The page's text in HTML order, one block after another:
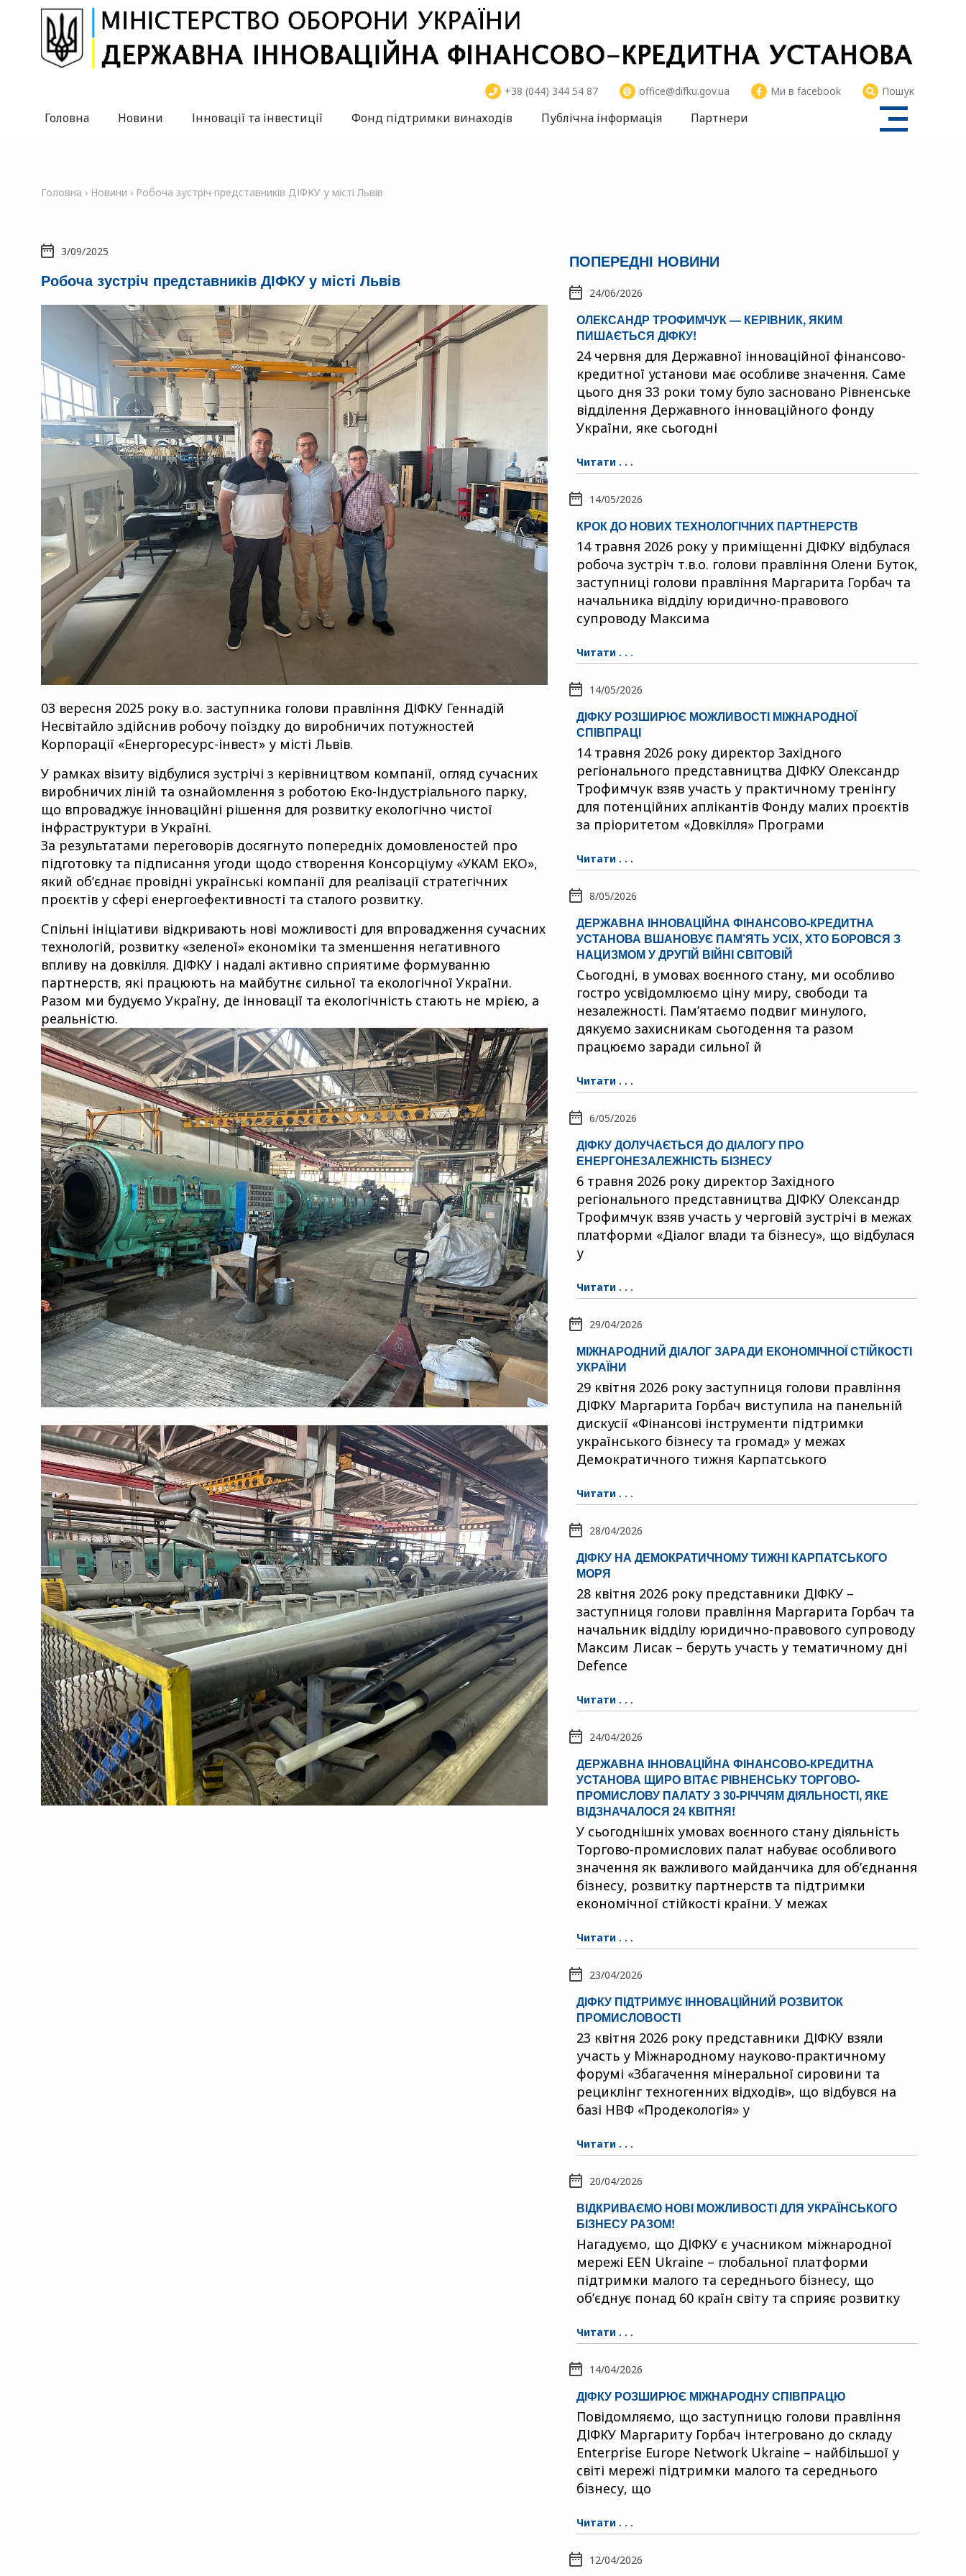
+38 (044) 344 54 87 office@difku.gov.ua Ми в facebook Пошук
Головна Новини Інновації та інвестиції Фонд підтримки винаходів Публічна інформація Партнери
Головна › Новини › Робоча зустріч представників ДІФКУ у місті Львів
3/09/2025
Робоча зустріч представників ДІФКУ у місті Львів
03 вересня 2025 року в.о. заступника голови правління ДІФКУ Геннадій
Несвітайло здійснив робочу поїздку до виробничих потужностей
Корпорації «Енергоресурс-інвест» у місті Львів.
У рамках візиту відбулися зустрічі з керівництвом компанії, огляд сучасних
виробничих ліній та ознайомлення з роботою Еко-Індустріального парку,
що впроваджує інноваційні рішення для розвитку екологічно чистої
інфраструктури в Україні.
За результатами переговорів досягнуто попередніх домовленостей про
підготовку та підписання угоди щодо створення Консорціуму «УКАМ ЕКО»,
який об’єднає провідні українські компанії для реалізації стратегічних
проєктів у сфері енергоефективності та сталого розвитку.
Спільні ініціативи відкривають нові можливості для впровадження сучасних
технологій, розвитку «зеленої» економіки та зменшення негативного
впливу на довкілля. ДІФКУ і надалі активно сприятиме формуванню
партнерств, які працюють на майбутнє сильної та екологічної України.
Разом ми будуємо Україну, де інновації та екологічність стають не мрією, а
реальністю.
ПОПЕРЕДНІ НОВИНИ
24/06/2026
ОЛЕКСАНДР ТРОФИМЧУК — КЕРІВНИК, ЯКИМ
ПИШАЄТЬСЯ ДІФКУ!
24 червня для Державної інноваційної фінансово-
кредитної установи має особливе значення. Саме
цього дня 33 роки тому було засновано Рівненське
відділення Державного інноваційного фонду
України, яке сьогодні
Читати . . .
14/05/2026
КРОК ДО НОВИХ ТЕХНОЛОГІЧНИХ ПАРТНЕРСТВ
14 травня 2026 року у приміщенні ДІФКУ відбулася
робоча зустріч т.в.о. голови правління Олени Буток,
заступниці голови правління Маргарита Горбач та
начальника відділу юридично-правового
супроводу Максима
Читати . . .
14/05/2026
ДІФКУ РОЗШИРЮЄ МОЖЛИВОСТІ МІЖНАРОДНОЇ
СПІВПРАЦІ
14 травня 2026 року директор Західного
регіонального представництва ДІФКУ Олександр
Трофимчук взяв участь у практичному тренінгу
для потенційних аплікантів Фонду малих проєктів
за пріоритетом «Довкілля» Програми
Читати . . .
8/05/2026
ДЕРЖАВНА ІННОВАЦІЙНА ФІНАНСОВО-КРЕДИТНА
УСТАНОВА ВШАНОВУЄ ПАМ’ЯТЬ УСІХ, ХТО БОРОВСЯ З
НАЦИЗМОМ У ДРУГІЙ ВІЙНІ СВІТОВІЙ
Сьогодні, в умовах воєнного стану, ми особливо
гостро усвідомлюємо ціну миру, свободи та
незалежності. Пам’ятаємо подвиг минулого,
дякуємо захисникам сьогодення та разом
працюємо заради сильної й
Читати . . .
6/05/2026
ДІФКУ ДОЛУЧАЄТЬСЯ ДО ДІАЛОГУ ПРО
ЕНЕРГОНЕЗАЛЕЖНІСТЬ БІЗНЕСУ
6 травня 2026 року директор Західного
регіонального представництва ДІФКУ Олександр
Трофимчук взяв участь у черговій зустрічі в межах
платформи «Діалог влади та бізнесу», що відбулася
у
Читати . . .
29/04/2026
МІЖНАРОДНИЙ ДІАЛОГ ЗАРАДИ ЕКОНОМІЧНОЇ СТІЙКОСТІ
УКРАЇНИ
29 квітня 2026 року заступниця голови правління
ДІФКУ Маргарита Горбач виступила на панельній
дискусії «Фінансові інструменти підтримки
українського бізнесу та громад» у межах
Демократичного тижня Карпатського
Читати . . .
28/04/2026
ДІФКУ НА ДЕМОКРАТИЧНОМУ ТИЖНІ КАРПАТСЬКОГО
МОРЯ
28 квітня 2026 року представники ДІФКУ –
заступниця голови правління Маргарита Горбач та
начальник відділу юридично-правового супроводу
Максим Лисак – беруть участь у тематичному дні
Defence
Читати . . .
24/04/2026
ДЕРЖАВНА ІННОВАЦІЙНА ФІНАНСОВО-КРЕДИТНА
УСТАНОВА ЩИРО ВІТАЄ РІВНЕНСЬКУ ТОРГОВО-
ПРОМИСЛОВУ ПАЛАТУ З 30-РІЧЧЯМ ДІЯЛЬНОСТІ, ЯКЕ
ВІДЗНАЧАЛОСЯ 24 КВІТНЯ!
У сьогоднішніх умовах воєнного стану діяльність
Торгово-промислових палат набуває особливого
значення як важливого майданчика для об’єднання
бізнесу, розвитку партнерств та підтримки
економічної стійкості країни. У межах
Читати . . .
23/04/2026
ДІФКУ ПІДТРИМУЄ ІННОВАЦІЙНИЙ РОЗВИТОК
ПРОМИСЛОВОСТІ
23 квітня 2026 року представники ДІФКУ взяли
участь у Міжнародному науково-практичному
форумі «Збагачення мінеральної сировини та
рециклінг техногенних відходів», що відбувся на
базі НВФ «Продекологія» у
Читати . . .
20/04/2026
ВІДКРИВАЄМО НОВІ МОЖЛИВОСТІ ДЛЯ УКРАЇНСЬКОГО
БІЗНЕСУ РАЗОМ!
Нагадуємо, що ДІФКУ є учасником міжнародної
мережі EEN Ukraine – глобальної платформи
підтримки малого та середнього бізнесу, що
об’єднує понад 60 країн світу та сприяє розвитку
Читати . . .
14/04/2026
ДІФКУ РОЗШИРЮЄ МІЖНАРОДНУ СПІВПРАЦЮ
Повідомляємо, що заступницю голови правління
ДІФКУ Маргариту Горбач інтегровано до складу
Enterprise Europe Network Ukraine – найбільшої у
світі мережі підтримки малого та середнього
бізнесу, що
Читати . . .
12/04/2026